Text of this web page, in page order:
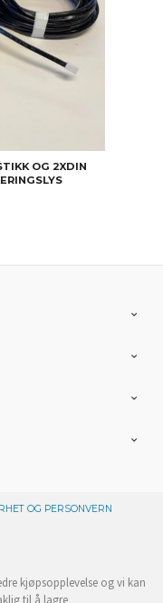
OG 2XDIN
OG PERSONVERN
kjøpsopplevelse og vi kan
til å lagre